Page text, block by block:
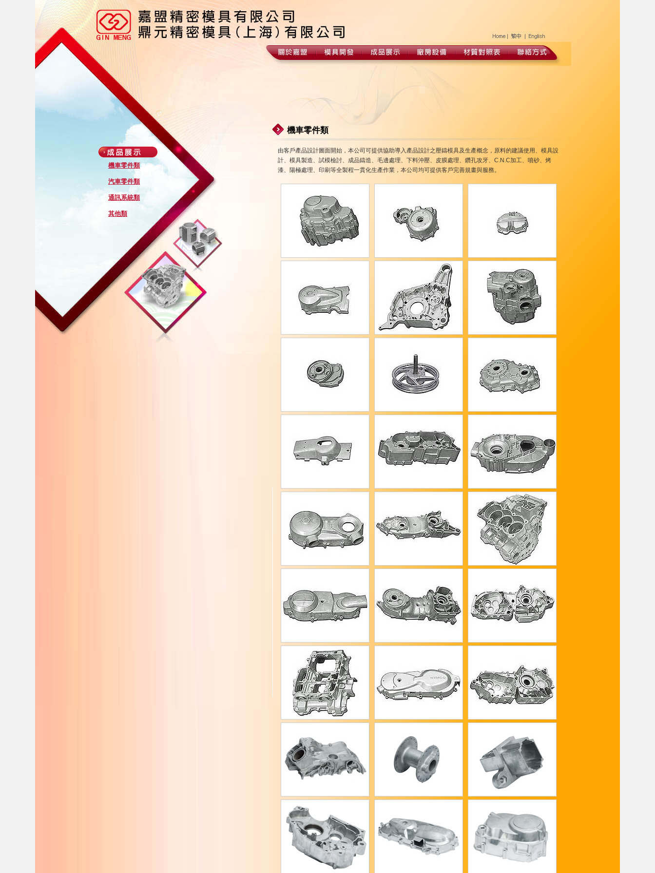
機車零件類
汽車零件類
通訊系統類
其他類
機車零件類
由客戶產品設計圖面開始，本公司可提供協助導入產品設計之壓鑄模具及生產概念，原料的建議使用、模具設
計、模具製造、試模檢討、成品鑄造、毛邊處理、下料沖壓、皮膜處理、鑽孔攻牙、C.N.C加工、噴砂、烤
漆、陽極處理、印刷等全製程一貫化生產作業，本公司均可提供客戶完善規畫與服務。